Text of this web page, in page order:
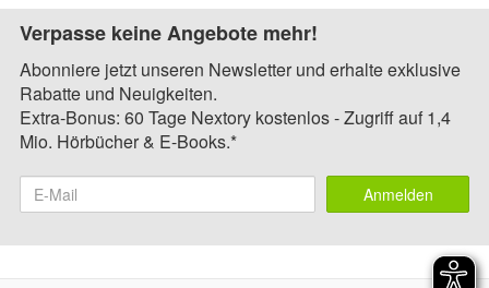
Verpasse keine Angebote mehr!
Abonniere jetzt unseren Newsletter und erhalte exklusive
Rabatte und Neuigkeiten.
Extra-Bonus: 60 Tage Nextory kostenlos - Zugriff auf 1,4
Mio. Hörbücher & E-Books.*
Anmelden